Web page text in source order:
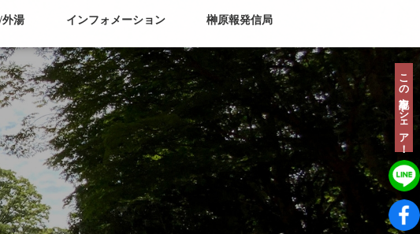
外湯 インフォメーション 榊原報発信局
この記事をシェア！